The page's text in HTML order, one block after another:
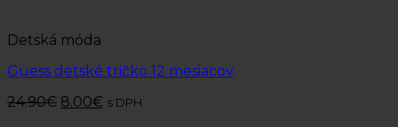
Detská móda
Guess detské tričko 12 mesiacov
24.90€ 8.00€ s DPH